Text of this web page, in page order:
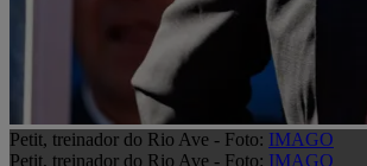
Petit, treinador do Rio Ave - Foto: IMAGO
Petit, treinador do Rio Ave - Foto: IMAGO